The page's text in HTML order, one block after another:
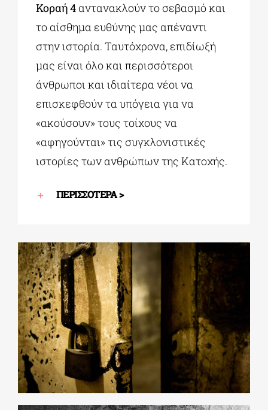
Κοραή 4αντανακλούν το σεβασμό και
το αίσθημα ευθύνης μας απέναντι
στην ιστορία. Ταυτόχρονα, επιδίωξή
μας είναι όλο και περισσότεροι
άνθρωποι και ιδιαίτερα νέοι να
επισκεφθούν τα υπόγεια για να
«ακούσουν» τους τοίχους να
«αφηγούνται» τις συγκλονιστικές
ιστορίες των ανθρώπων της Κατοχής.
ΠΕΡΙΣΣΟΤΕΡΑ >